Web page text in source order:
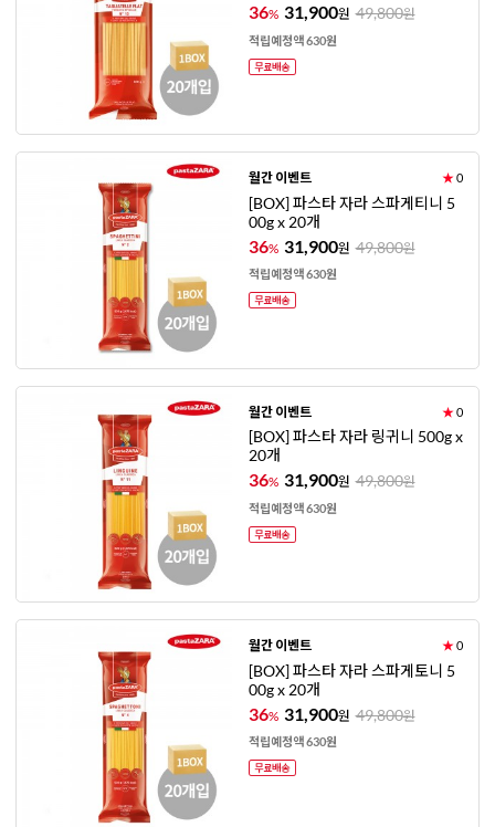
36% 31,900원 49,800원
적립예정액 630원
월간 이벤트 ★0
[BOX] 파스타 자라 스파게티니 5
00g x 20개
36% 31,900원 49,800원
적립예정액 630원
월간 이벤트 ★0
[BOX] 파스타 자라 링귀니 500g x
20개
36% 31,900원 49,800원
적립예정액 630원
월간 이벤트 ★0
[BOX] 파스타 자라 스파게토니 5
00g x 20개
36% 31,900원 49,800원
적립예정액 630원